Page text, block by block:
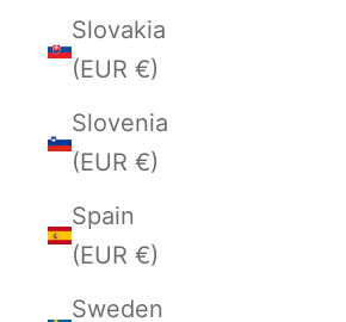
Slovakia
(EUR €)
Slovenia
(EUR €)
Spain
(EUR €)
Sweden